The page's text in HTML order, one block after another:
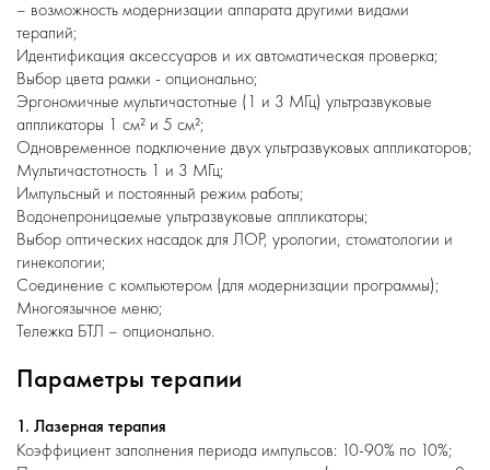
– возможность модернизации аппарата другими видами
терапий;
Идентификация аксессуаров и их автоматическая проверка;
Выбор цвета рамки - опционально;
Эргономичные мультичастотные (1 и 3 МГц) ультразвуковые
аппликаторы 1 см² и 5 см²;
Одновременное подключение двух ультразвуковых аппликаторов;
Мультичастотность 1 и 3 MГц;
Импульсный и постоянный режим работы;
Водонепроницаемые ультразвуковые аппликаторы;
Выбор оптических насадок для ЛОР, урологии, стоматологии и
гинекологии;
Соединение с компьютером (для модернизации программы);
Многоязычное меню;
Тележка БТЛ – опционально.
Параметры терапии
1. Лазерная терапия
Коэффициент заполнения периода импульсов: 10-90% по 10%;